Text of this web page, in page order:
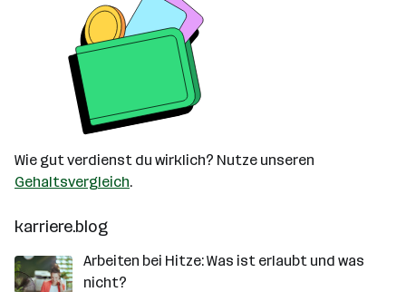
Wie gut verdienst du wirklich? Nutze unseren
Gehaltsvergleich.
karriere.blog
Arbeiten bei Hitze: Was ist erlaubt und was
nicht?